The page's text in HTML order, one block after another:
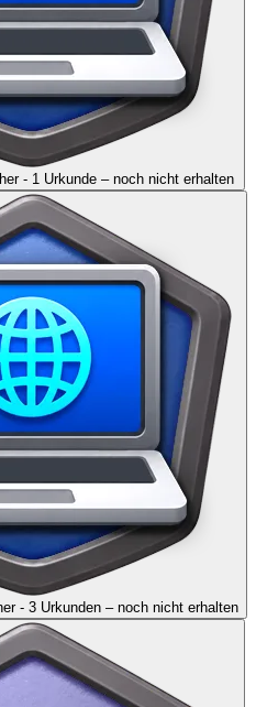
- 1 Urkunde – noch nicht erhalten
- 3 Urkunden – noch nicht erhalten